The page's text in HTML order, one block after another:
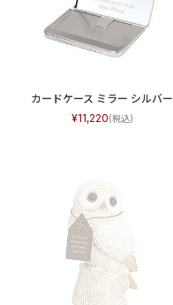
カードケース ミラー シルバー
11,220